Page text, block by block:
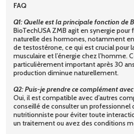
FAQ
Q1: Quelle est la principale fonction de
BioTechUSA ZMB agit en synergie pour
naturelle des hormones, notamment
de testostérone, ce qui est crucial pour
musculaire et l’énergie chez l’homme.
particulièrement important après 30
production diminue naturellement.
Q2: Puis-je prendre ce complément
Oui, il est compatible avec d’autres
conseillé de consulter un professionnel
nutritionniste pour éviter toute
un traitement ou avez des conditions